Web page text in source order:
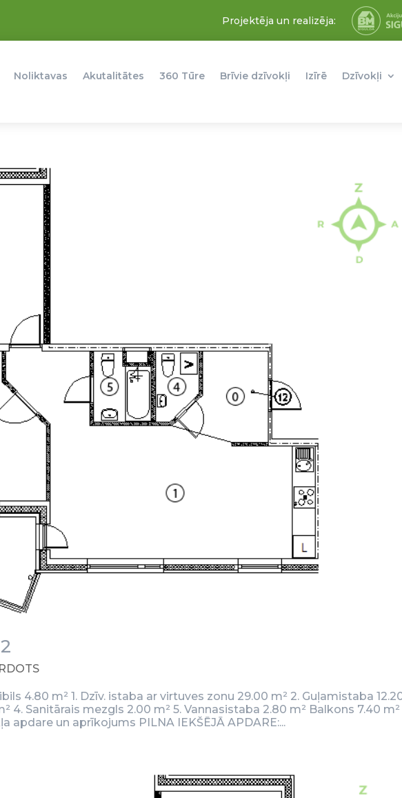
Projektēja un realizēja:
Noliktavas Akutalitātes 360 Tūre Brīvie dzīvokļi Izīrē Dzīvokļi
4.80 m² 1. Dzīv. istaba ar virtuves zonu 29.00 m² 2. Guļamistaba
4. Sanitārais mezgls 2.00 m² 5. Vannasistaba 2.80 m² Balkons 7.40 m²
apdare un aprīkojums PILNA IEKŠĒJĀ APDARE:...